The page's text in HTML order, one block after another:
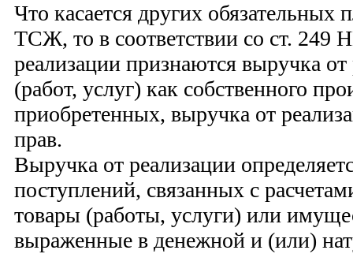
Что касается других
ТСЖ, то в соответствии со ст. 249
реализации признаются выручка от
(работ, услуг) как собственного
приобретенных, выручка от
прав.
Выручка от реализации
поступлений, связанных с
товары (работы, услуги) или
выраженные в денежной и (или)